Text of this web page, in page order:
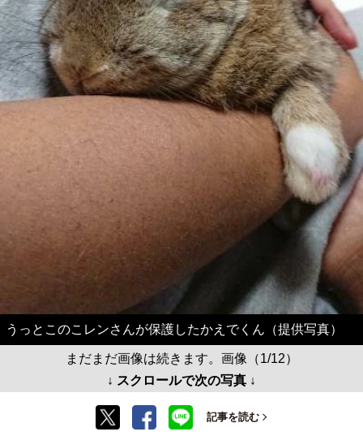
うっとこのこレンさんが保護したかえでくん（提供写真）
まだまだ画像は続きます。画像（1/12）
↓ スクロールで次の写真 ↓
記事を読む